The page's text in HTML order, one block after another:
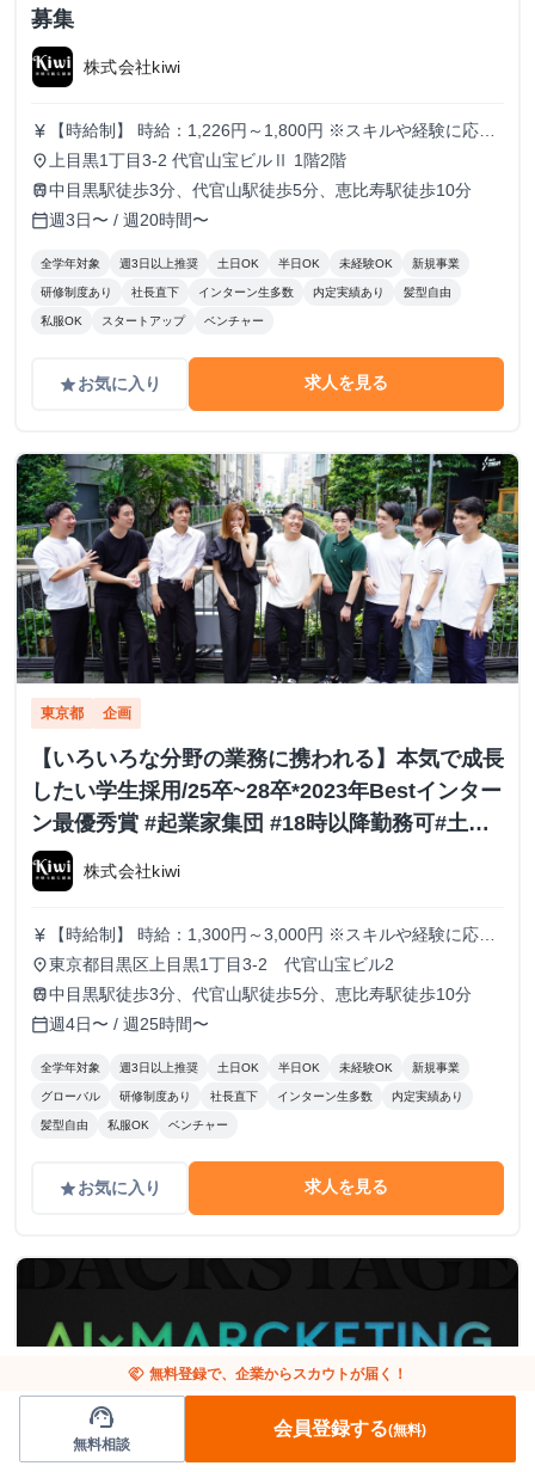
募集
株式会社kiwi
currency_yen
【時給制】 時給：1,226円～1,800円 ※スキルや経験に応じ
て昇給します。 【月給制】 尚、フルコミットできる方は月
給制もご用意しております。 月給: 230,000円〜 ※毎月行う
評価面談により毎月昇給の可能性あり ※年間の昇給平均額
80,000円 <モデル月収> 260,000円 /入社6ヶ月 330,000
円 /入社1年 400,000円 /入社1年半 500,000円 /入社2年
place 上目黒1丁目3-2 代官山宝ビルⅡ 1階2階
train中目黒駅徒歩3分、代官山駅徒歩5分、恵比寿駅徒歩10分
calendar_today週3日〜 / 週20時間〜
全学年対象 週3日以上推奨 土日OK 半日OK 未経験OK 新規事業
研修制度あり 社長直下 インターン生多数 内定実績あり 髪型自由
私服OK スタートアップ ベンチャー
gradeお気に入り 求人を見る
東京都 企画
【いろいろな分野の業務に携われる】本気で成長
したい学生採用/25卒~28卒*2023年Bestインター
ン最優秀賞 #起業家集団 #18時以降勤務可#土日
勤務可
株式会社kiwi
currency_yen
【時給制】 時給：1,300円～3,000円 ※スキルや経験に応じ
て昇給します。 【月給制】 尚、フルコミットできる方は月
給制もご用意しております。 月給: 230,000円〜 ※毎月行う
評価面談により毎月昇給の可能性あり ※年間の昇給平均額
80,000円
place東京都目黒区上目黒1丁目3-2 代官山宝ビル2
train中目黒駅徒歩3分、代官山駅徒歩5分、恵比寿駅徒歩10分
calendar_today週4日〜 / 週25時間〜
全学年対象 週3日以上推奨 土日OK 半日OK 未経験OK 新規事業
グローバル 研修制度あり 社長直下 インターン生多数 内定実績あり
髪型自由 私服OK ベンチャー
gradeお気に入り 求人を見る
handshake 無料登録で、企業からスカウトが届く！
support_agent
無料相談
会員登録する(無料)